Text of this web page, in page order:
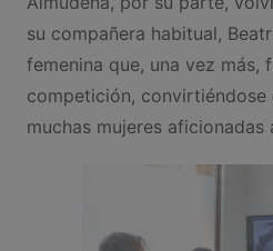
su compañera habitual,
femenina que, una vez más,
competición, convirtiéndose
muchas mujeres aficionadas